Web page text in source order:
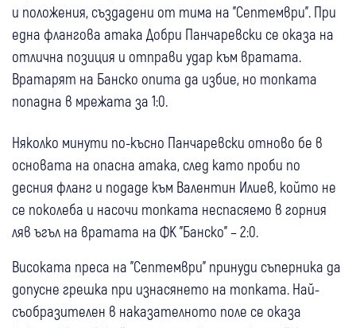
и положения, създадени от тима на "Септември". При
една флангова атака Добри Панчаревски се оказа на
отлична позиция и отправи удар към вратата.
Вратарят на Банско опита да избие, но топката
попадна в мрежата за 1:0.
Няколко минути по-късно Панчаревски отново бе в
основата на опасна атака, след като проби по
десния фланг и подаде към Валентин Илиев, който не
се поколеба и насочи топката неспасяемо в горния
ляв ъгъл на вратата на ФК "Банско" – 2:0.
Високата преса на "Септември" принуди съперника да
допусне грешка при изнасянето на топката. Най-
съобразителен в наказателното поле се оказа